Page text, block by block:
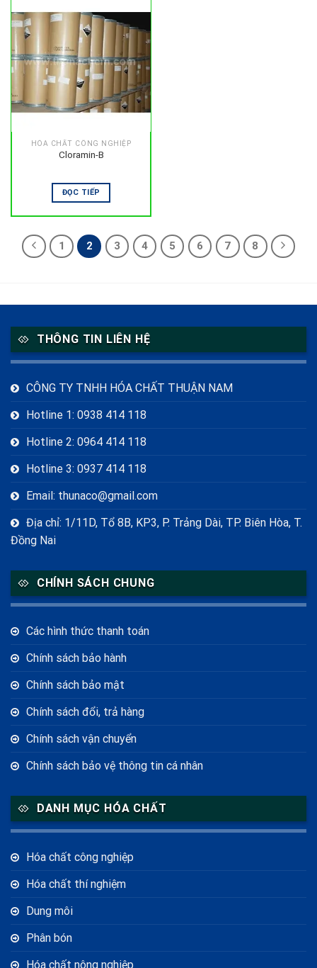
HÓA CHẤT CÔNG NGHIỆP
Cloramin-B
ĐỌC TIẾP
1 2 3 4 5 6 7 8
THÔNG TIN LIÊN HỆ
CÔNG TY TNHH HÓA CHẤT THUẬN NAM
Hotline 1: 0938 414 118
Hotline 2: 0964 414 118
Hotline 3: 0937 414 118
Email: thunaco@gmail.com
Địa chỉ: 1/11D, Tổ 8B, KP3, P. Trảng Dài, TP. Biên Hòa, T.
Đồng Nai
CHÍNH SÁCH CHUNG
Các hình thức thanh toán
Chính sách bảo hành
Chính sách bảo mật
Chính sách đổi, trả hàng
Chính sách vận chuyển
Chính sách bảo vệ thông tin cá nhân
DANH MỤC HÓA CHẤT
Hóa chất công nghiệp
Hóa chất thí nghiệm
Dung môi
Phân bón
Hóa chất nông nghiệp